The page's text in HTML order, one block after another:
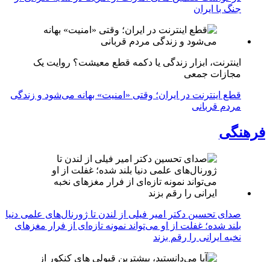
جنگ با ایران
اینترنت، ابزار زندگی یا دکمه قطع معیشت؟ روایت یک
مجازات جمعی
قطع اینترنت در ایران؛ وقتی «امنیت» بهانه می‌شود و زندگی
مردم قربانی
فرهنگی
صدای تحسین دکتر امیر فیلی از لندن تا ژورنال‌های علمی دنیا
بلند شده؛ غفلت از او می‌تواند نمونه تازه‌ای از فرار مغزهای
نخبه ایرانی را رقم بزند